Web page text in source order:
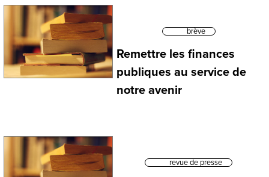
brève
Remettre les finances
publiques au service de
notre avenir
revue de presse